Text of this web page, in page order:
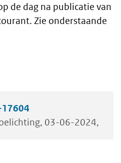
de dag na publicatie van
Zie onderstaande
03-06-2024